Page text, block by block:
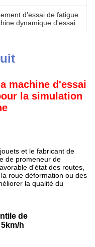
d'essai de fatigue
dynamique d'essai
machine d'essai
la simulation
et le fabricant de
de promeneur de
d'état des routes,
roue déformation ou des
la qualité du
de
h